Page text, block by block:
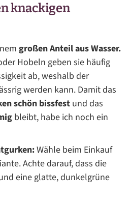
knackigen
großen Anteil aus Wasser.
Hobeln geben sie häufig
ab, weshalb der
werden kann. Damit das
schön bissfest und das
bleibt, habe ich noch ein
Wähle beim Einkauf
Achte darauf, dass die
eine glatte, dunkelgrüne